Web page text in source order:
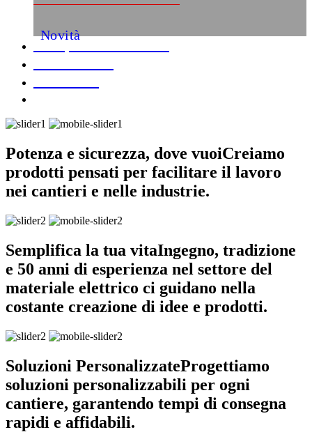
Novità
Potenza e sicurezza, dove vuoiCreiamo
prodotti pensati per facilitare il lavoro
nei cantieri e nelle industrie.
Semplifica la tua vitaIngegno, tradizione
e 50 anni di esperienza nel settore del
materiale elettrico ci guidano nella
costante creazione di idee e prodotti.
Soluzioni PersonalizzateProgettiamo
soluzioni personalizzabili per ogni
cantiere, garantendo tempi di consegna
rapidi e affidabili.